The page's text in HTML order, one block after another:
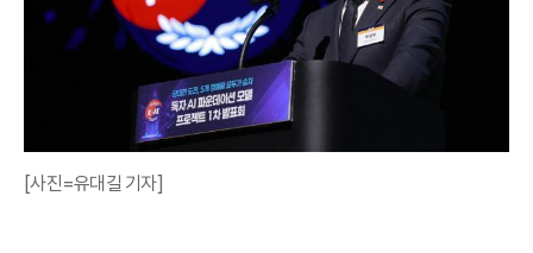
[사진=유대길 기자]